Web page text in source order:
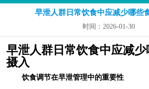
早泄人群日常饮食中应减少哪些
时间：2026-01-30
早泄人群日常饮食中应减
摄入
饮食调节在早泄管理中的重要性